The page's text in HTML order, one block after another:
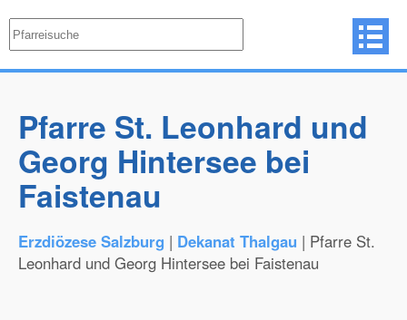
Pfarre St. Leonhard und
Georg Hintersee bei
Faistenau
Erzdiözese Salzburg | Dekanat Thalgau | Pfarre St.
Leonhard und Georg Hintersee bei Faistenau